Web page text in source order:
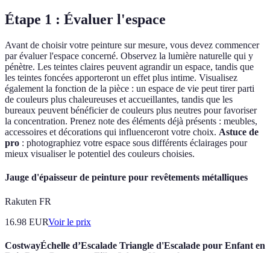
Étape 1 : Évaluer l'espace
Avant de choisir votre peinture sur mesure, vous devez commencer
par évaluer l'espace concerné. Observez la lumière naturelle qui y
pénètre. Les teintes claires peuvent agrandir un espace, tandis que
les teintes foncées apporteront un effet plus intime. Visualisez
également la fonction de la pièce : un espace de vie peut tirer parti
de couleurs plus chaleureuses et accueillantes, tandis que les
bureaux peuvent bénéficier de couleurs plus neutres pour favoriser
la concentration. Prenez note des éléments déjà présents : meubles,
accessoires et décorations qui influenceront votre choix. Astuce de
pro : photographiez votre espace sous différents éclairages pour
mieux visualiser le potentiel des couleurs choisies.
Jauge d'épaisseur de peinture pour revêtements métalliques
Rakuten FR
16.98 EURVoir le prix
CostwayÉchelle d’Escalade Triangle d'Escalade pour Enfant en